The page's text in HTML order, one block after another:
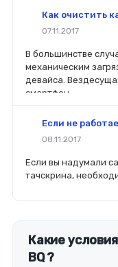
вы планируете
перед покупкой
легче
крепления,
характеристиках.
Как очистить
07.11.2017
В большинстве
механическим
девайса.
смартфон.
Если не
08.11.2017
Если вы надумали
тачскрина,
Какие
BQ ?